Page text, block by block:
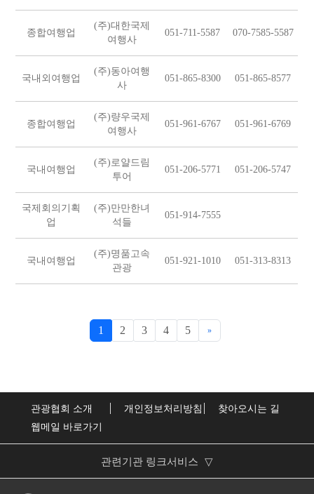
종합여행업
(주)대한국제
여행사
051-711-5587 070-7585-5587
국내외여행업
(주)동아여행
사
051-865-8300 051-865-8577
종합여행업
(주)량우국제
여행사
051-961-6767 051-961-6769
국내여행업
(주)로얄드림
투어
051-206-5771 051-206-5747
국제회의기획
업
(주)만만한녀
석들
051-914-7555
국내여행업
(주)명품고속
관광
051-921-1010 051-313-8313
1 2 3 4 5 »
관광협회 소개 개인정보처리방침
찾아오시는 길
웹메일 바로가기
관련기관 링크서비스 ▽